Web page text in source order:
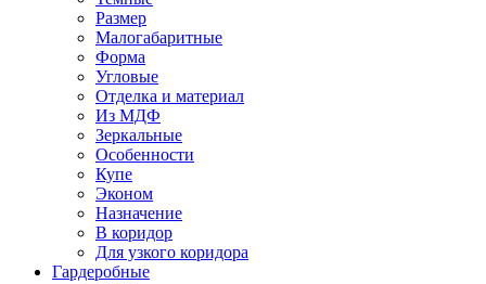
Размер
Малогабаритные
Форма
Угловые
Отделка и материал
Из МДФ
Зеркальные
Особенности
Купе
Эконом
Назначение
В коридор
Для узкого коридора
Гардеробные